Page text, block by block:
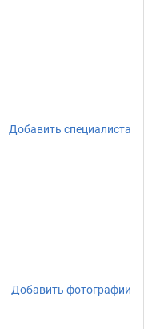
Добавить специалиста
Добавить фотографии